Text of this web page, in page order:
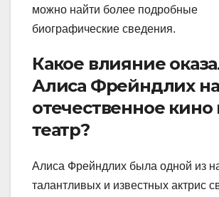
можно найти более подробные
биографические сведения.
Какое влияние
Алиса Фрейндлих на
отечественное кино
театр?
Алиса Фрейндлих была одной из
талантливых и известных актрис